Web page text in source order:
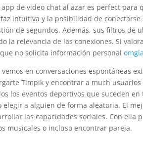
de video chat al azar es perfect
intuitiva y la posibilidad de
de segundos. Además, sus filtros de
la relevancia de las conexiones. Si
no solicita información personalomgla
en conversaciones espontáneas
Timpik y encontrar a much
los eventos deportivos que suceden
elegir a alguien de forma aleatoria. El
las capacidades sociales. Con ella
musicales o incluso encontrar pareja.